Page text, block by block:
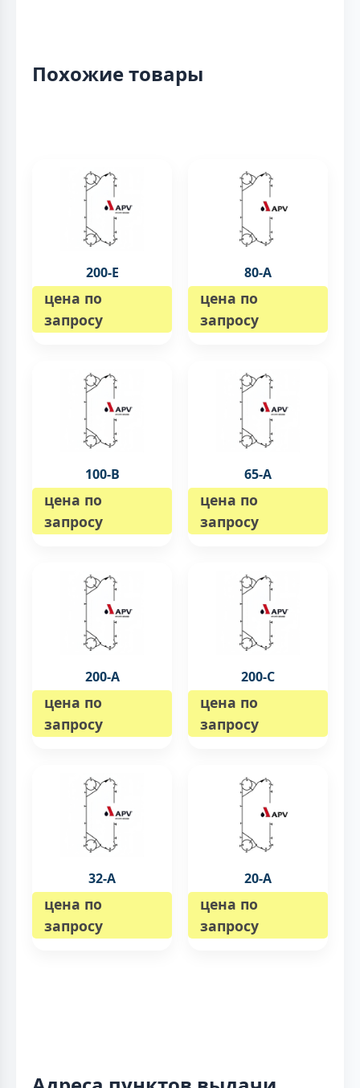
Похожие товары
200-E
цена по
запросу
80-A
цена по
запросу
100-B
цена по
запросу
65-А
цена по
запросу
200-А
цена по
запросу
200-C
цена по
запросу
32-А
цена по
запросу
20-А
цена по
запросу